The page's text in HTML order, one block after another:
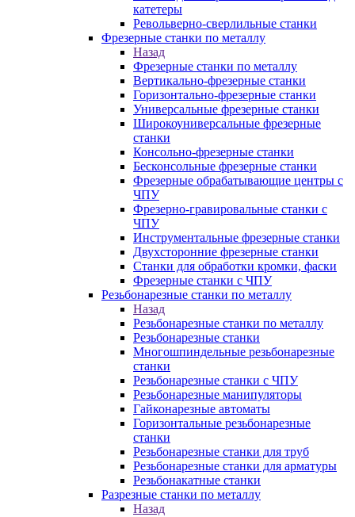
катетеры
Револьверно-сверлильные станки
Фрезерные станки по металлу
Назад
Фрезерные станки по металлу
Вертикально-фрезерные станки
Горизонтально-фрезерные станки
Универсальные фрезерные станки
Широкоуниверсальные фрезерные
станки
Консольно-фрезерные станки
Бесконсольные фрезерные станки
Фрезерные обрабатывающие центры с
ЧПУ
Фрезерно-гравировальные станки с
ЧПУ
Инструментальные фрезерные станки
Двухсторонние фрезерные станки
Станки для обработки кромки, фаски
Фрезерные станки с ЧПУ
Резьбонарезные станки по металлу
Назад
Резьбонарезные станки по металлу
Резьбонарезные станки
Многошпиндельные резьбонарезные
станки
Резьбонарезные станки с ЧПУ
Резьбонарезные манипуляторы
Гайконарезные автоматы
Горизонтальные резьбонарезные
станки
Резьбонарезные станки для труб
Резьбонарезные станки для арматуры
Резьбонакатные станки
Разрезные станки по металлу
Назад